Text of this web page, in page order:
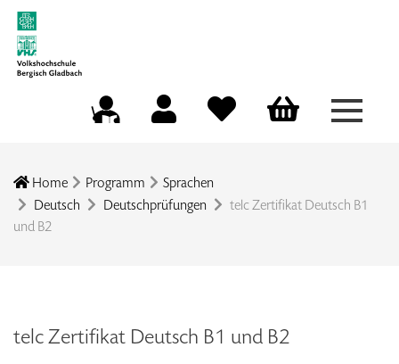
Menü
Home Programm
Sprachen
Deutsch
Deutschprüfungen
telc Zertifikat Deutsch B1
und B2
telc Zertifikat Deutsch B1 und B2